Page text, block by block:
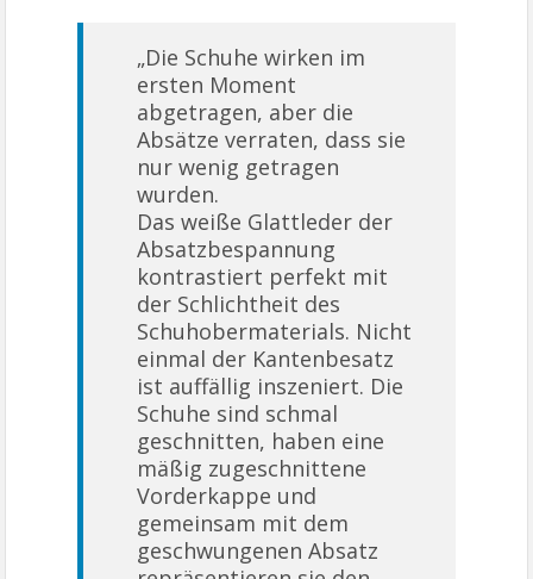
„Die Schuhe wirken im
ersten Moment
abgetragen, aber die
Absätze verraten, dass sie
nur wenig getragen
wurden.
Das weiße Glattleder der
Absatzbespannung
kontrastiert perfekt mit
der Schlichtheit des
Schuhobermaterials. Nicht
einmal der Kantenbesatz
ist auffällig inszeniert. Die
Schuhe sind schmal
geschnitten, haben eine
mäßig zugeschnittene
Vorderkappe und
gemeinsam mit dem
geschwungenen Absatz